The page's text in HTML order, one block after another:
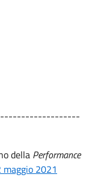
della Performance
2021